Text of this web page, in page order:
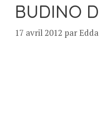
BUDINO
17 avril 2012 parEdda